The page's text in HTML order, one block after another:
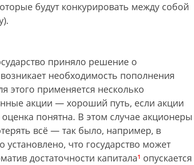
будут конкурировать между собой
приняло решение о
необходимость пополнения
этого применяется несколько
акции — хороший путь, если акции
понятна. В этом случае акционеры
всё — так было, например, в
что государство может
достаточности капитала¹ опускается